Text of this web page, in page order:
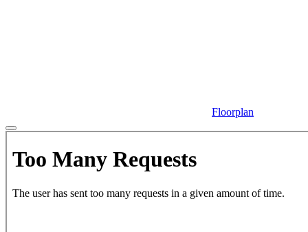
Floorplan